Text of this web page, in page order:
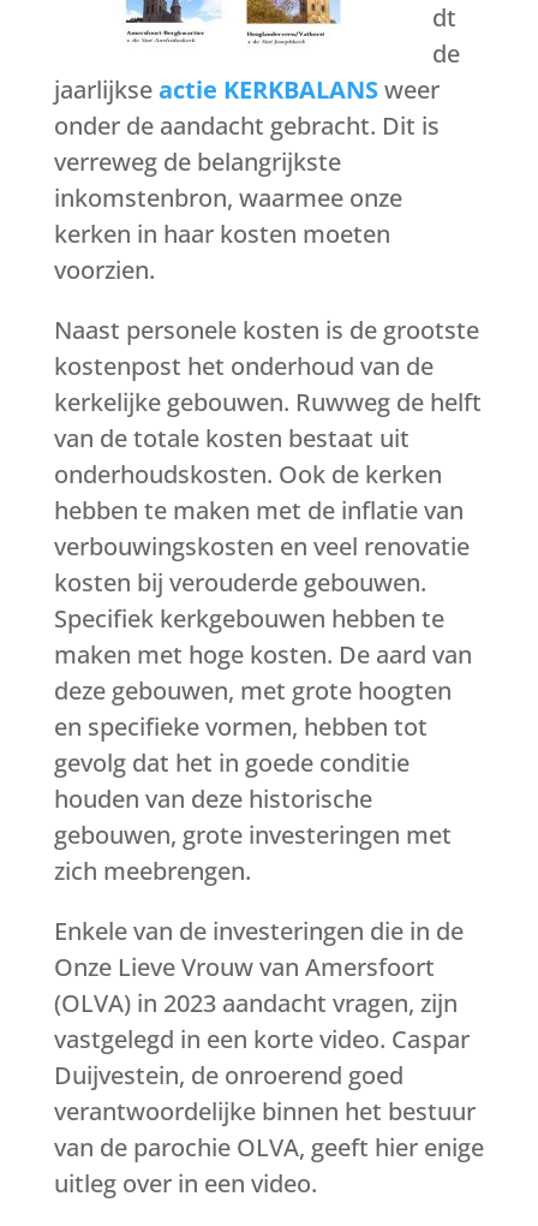
dt
de
jaarlijkseactie KERKBALANSweer
onder de aandacht gebracht. Dit is
verreweg de belangrijkste
inkomstenbron, waarmee onze
kerken in haar kosten moeten
voorzien.
Naast personele kosten is de grootste
kostenpost het onderhoud van de
kerkelijke gebouwen. Ruwweg de helft
van de totale kosten bestaat uit
onderhoudskosten. Ook de kerken
hebben te maken met de inflatie van
verbouwingskosten en veel renovatie
kosten bij verouderde gebouwen.
Specifiek kerkgebouwen hebben te
maken met hoge kosten. De aard van
deze gebouwen, met grote hoogten
en specifieke vormen, hebben tot
gevolg dat het in goede conditie
houden van deze historische
gebouwen, grote investeringen met
zich meebrengen.
Enkele van de investeringen die in de
Onze Lieve Vrouw van Amersfoort
(OLVA) in 2023 aandacht vragen, zijn
vastgelegd in een korte video. Caspar
Duijvestein, de onroerend goed
verantwoordelijke binnen het bestuur
van de parochie OLVA, geeft hier enige
uitleg over in een video.